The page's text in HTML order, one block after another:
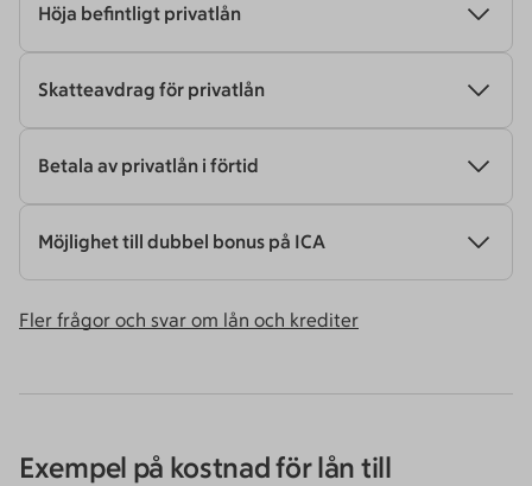
Höja befintligt privatlån
Skatteavdrag för privatlån
Betala av privatlån i förtid
Möjlighet till dubbel bonus på ICA
Fler frågor och svar om lån och krediter
Exempel på kostnad för lån till